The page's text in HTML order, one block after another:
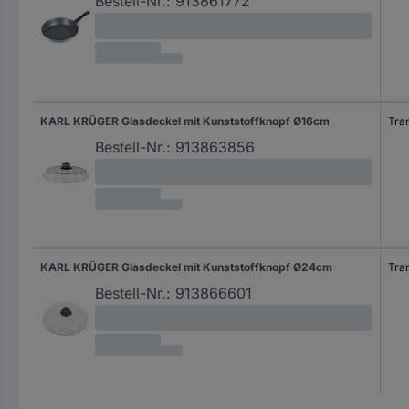
KARL KRÜGER Glasdeckel mit Kunststoffknopf Ø16cm
Bestell-Nr.: 913863856
KARL KRÜGER Glasdeckel mit Kunststoffknopf Ø24cm
Bestell-Nr.: 913866601